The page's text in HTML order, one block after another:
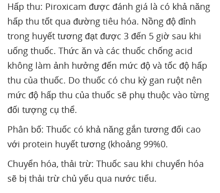
Hấp thu: Piroxicam được đánh giá là có khả năng
hấp thu tốt qua đường tiêu hóa. Nồng độ đỉnh
trong huyết tương đạt được 3 đến 5 giờ sau khi
uống thuốc. Thức ăn và các thuốc chống acid
không làm ảnh hưởng đến mức độ và tốc độ hấp
thu của thuốc. Do thuốc có chu kỳ gan ruột nên
mức độ hấp thu của thuốc sẽ phụ thuộc vào từng
đối tượng cụ thể.
Phân bố: Thuốc có khả năng gắn tương đối cao
với protein huyết tương (khoảng 99%0.
Chuyển hóa, thải trừ: Thuốc sau khi chuyển hóa
sẽ bị thải trừ chủ yếu qua nước tiểu.